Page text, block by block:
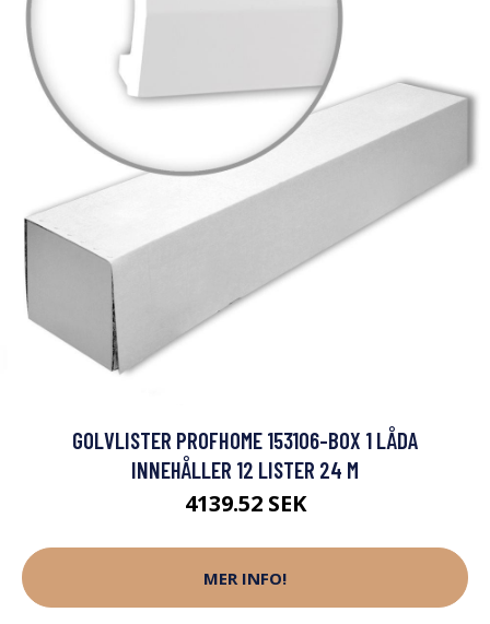
GOLVLISTER PROFHOME 153106-BOX 1 LÅDA
INNEHÅLLER 12 LISTER 24 M
4139.52 SEK
MER INFO!